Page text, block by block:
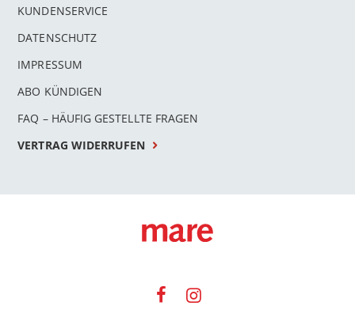
KUNDENSERVICE
DATENSCHUTZ
IMPRESSUM
ABO KÜNDIGEN
FAQ – HÄUFIG GESTELLTE FRAGEN
VERTRAG WIDERRUFEN